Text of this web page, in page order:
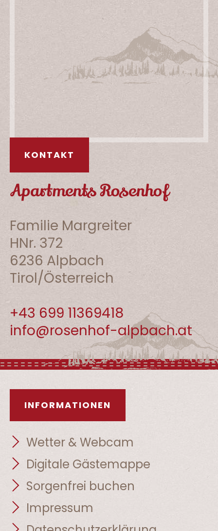
KONTAKT
Apartments Rosenhof
Familie Margreiter
HNr. 372
6236 Alpbach
Tirol/Österreich
+43 699 11369418
info@rosenhof-alpbach.at
INFORMATIONEN
Wetter & Webcam
Digitale Gästemappe
Sorgenfrei buchen
Impressum